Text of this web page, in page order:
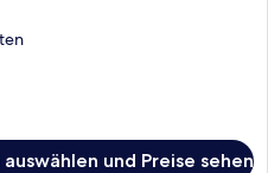
und Preise sehen